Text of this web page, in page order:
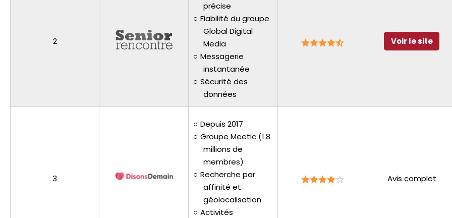
2
précise
Fiabilité du groupe
Global Digital
Media
Messagerie
instantanée
Sécurité des
données
Voir le site
3
Depuis 2017
Groupe Meetic (1.8
millions de
membres)
Recherche par
affinité et
géolocalisation
Activités
Avis complet